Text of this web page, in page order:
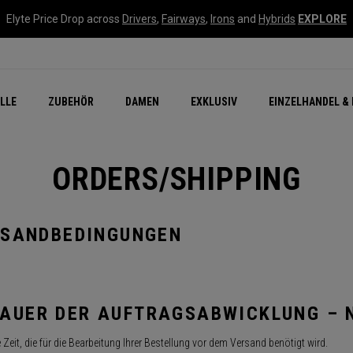
Elyte Price Drop across Drivers, Fairways, Irons and Hybrids EXPLORE
ZUBEHÖR DAMEN EXKLUSIV EINZELHANDEL
Neu – Quantum
Neu Chrome Tour
Zubehör
NEW Golf Bags
New - REVA Complete
Online Selector Tools
ORDERS/SHIPPING
DER AUFTRAGSABWICKLUNG –
Zeit, die für die Bearbeitung Ihrer Bestellung vor dem Versand benötigt wird.